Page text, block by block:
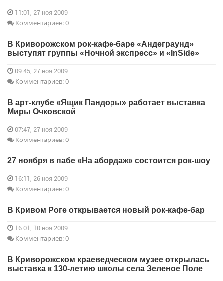
11:01, 27 ноя 2009
Комментариев: 0
В Криворожском рок-кафе-баре «Андеграунд»
выступят группы «Ночной экспресс» и «InSide»
09:45, 27 ноя 2009
Комментариев: 0
В арт-клубе «Ящик Пандоры» работает выставка
Миры Очковской
07:47, 27 ноя 2009
Комментариев: 0
27 ноября в пабе «На абордаж» состоится рок-шоу
16:11, 26 ноя 2009
Комментариев: 0
В Кривом Роге открывается новый рок-кафе-бар
16:01, 10 ноя 2009
Комментариев: 0
В Криворожском краеведческом музее открылась
выставка к 130-летию школы села Зеленое Поле